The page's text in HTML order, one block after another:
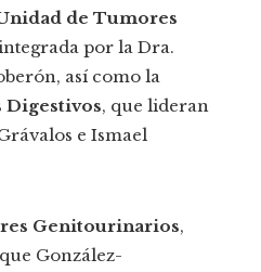
de Tumores
por la Dra.
así como la
Digestivos, que lideran
e Ismael
Genitourinarios,
González-